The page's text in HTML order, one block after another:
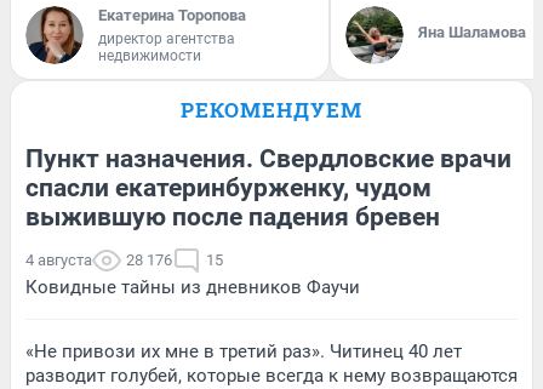
Екатерина Торопова
директор агентства
недвижимости
Яна Шаламова
РЕКОМЕНДУЕМ
Пункт назначения. Свердловские врачи
спасли екатеринбурженку, чудом
выжившую после падения бревен
4 августа 28 176 15
Ковидные тайны из дневников Фаучи
«Не привози их мне в третий раз». Читинец 40 лет
разводит голубей, которые всегда к нему возвращаются